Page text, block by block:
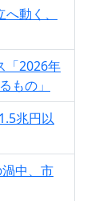
動く、
「2026年
もの」
兆円以
中、市